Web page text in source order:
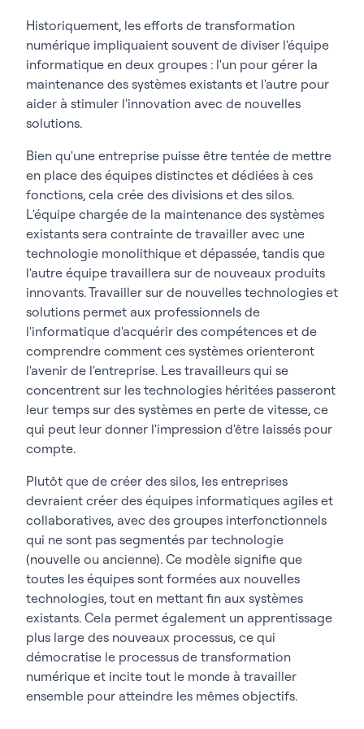
Historiquement, les efforts de transformation
numérique impliquaient souvent de diviser l'équipe
informatique en deux groupes : l'un pour gérer la
maintenance des systèmes existants et l'autre pour
aider à stimuler l'innovation avec de nouvelles
solutions.
Bien qu'une entreprise puisse être tentée de mettre
en place des équipes distinctes et dédiées à ces
fonctions, cela crée des divisions et des silos.
L'équipe chargée de la maintenance des systèmes
existants sera contrainte de travailler avec une
technologie monolithique et dépassée, tandis que
l'autre équipe travaillera sur de nouveaux produits
innovants. Travailler sur de nouvelles technologies et
solutions permet aux professionnels de
l'informatique d'acquérir des compétences et de
comprendre comment ces systèmes orienteront
l'avenir de l'entreprise. Les travailleurs qui se
concentrent sur les technologies héritées passeront
leur temps sur des systèmes en perte de vitesse, ce
qui peut leur donner l'impression d'être laissés pour
compte.
Plutôt que de créer des silos, les entreprises
devraient créer des équipes informatiques agiles et
collaboratives, avec des groupes interfonctionnels
qui ne sont pas segmentés par technologie
(nouvelle ou ancienne). Ce modèle signifie que
toutes les équipes sont formées aux nouvelles
technologies, tout en mettant fin aux systèmes
existants. Cela permet également un apprentissage
plus large des nouveaux processus, ce qui
démocratise le processus de transformation
numérique et incite tout le monde à travailler
ensemble pour atteindre les mêmes objectifs.